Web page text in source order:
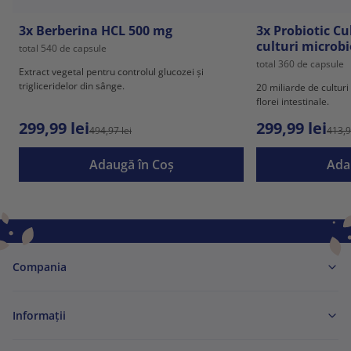
3x Berberina HCL 500 mg
total 540 de capsule
Extract vegetal pentru controlul glucozei și
trigliceridelor din sânge.
299,99 lei494,97 lei
Adaugă în Coş
3x Probiotic
culturi
total 360 de capsule
20 miliarde de
florei intestinale.
299,99 lei
Compania
Informaţii